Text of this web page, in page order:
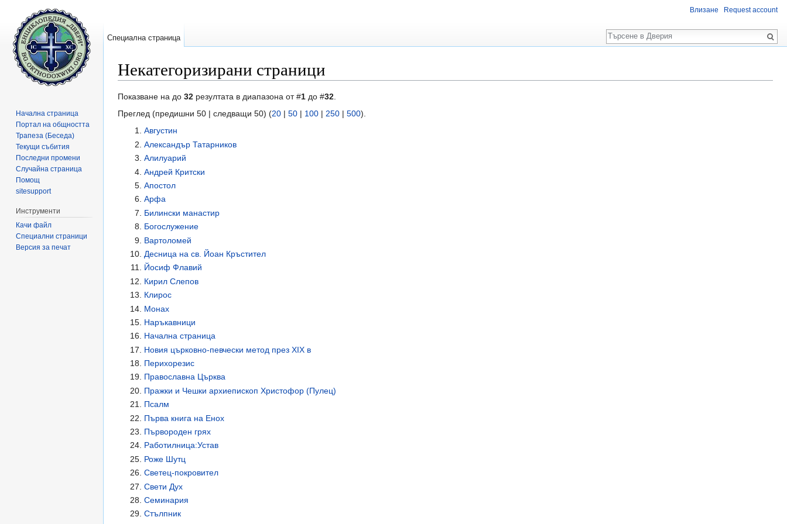
Некатегоризирани страници
Показване на до 32 резултата в диапазона от #1 до #32.
Преглед (предишни 50 | следващи 50) (20 | 50 | 100 | 250 | 500).
Августин
Александър Татарников
Али­лу­а­рий
Ан­д­рей Крит­с­ки
Апостол
Арфа
Билински манастир
Богослужение
Вартоломей
Десница на св. Йоан Кръстител
Йосиф Флавий
Кирил Слепов
Клирос
Монах
Наръкавници
Начална страница
Новия църковно-певчески метод през ХІХ в
Перихорезис
Православна Църква
Пражки и Чешки архиепископ Христофор (Пулец)
Псалм
Първа книга на Енох
Първороден грях
Работилница:Устав
Роже Шутц
Светец-покровител
Свети Дух
Семинария
Стълпник
Влизане Request account
Специална страница
Търсене
Начална страница
Портал на общността
Трапеза (Беседа)
Текущи събития
Последни промени
Случайна страница
Помощ
sitesupport
Инструменти
Качи файл
Специални страници
Версия за печат